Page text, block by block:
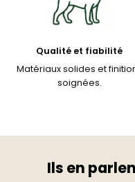
Qualité et fiabilité
Matériaux solides et
soignées.
Ils en